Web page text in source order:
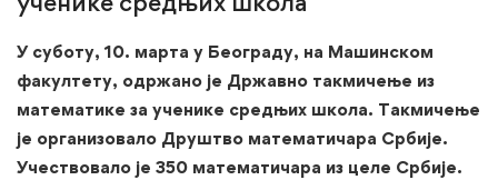
У суботу, 10. марта у Београду, на Машинском
факултету, одржано је Државно такмичење из
математике за ученике средњих школа. Такмичење
је организовало Друштво математичара Србије.
Учествовало је 350 математичара из целе Србије.